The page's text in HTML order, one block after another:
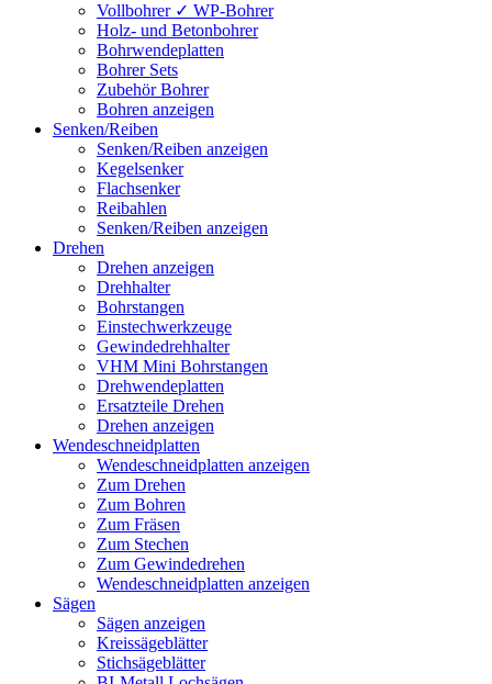
Vollbohrer ✓ WP-Bohrer
Holz- und Betonbohrer
Bohrwendeplatten
Bohrer Sets
Zubehör Bohrer
Bohren anzeigen
Senken/Reiben
Senken/Reiben anzeigen
Kegelsenker
Flachsenker
Reibahlen
Senken/Reiben anzeigen
Drehen
Drehen anzeigen
Drehhalter
Bohrstangen
Einstechwerkzeuge
Gewindedrehhalter
VHM Mini Bohrstangen
Drehwendeplatten
Ersatzteile Drehen
Drehen anzeigen
Wendeschneidplatten
Wendeschneidplatten anzeigen
Zum Drehen
Zum Bohren
Zum Fräsen
Zum Stechen
Zum Gewindedrehen
Wendeschneidplatten anzeigen
Sägen
Sägen anzeigen
Kreissägeblätter
Stichsägeblätter